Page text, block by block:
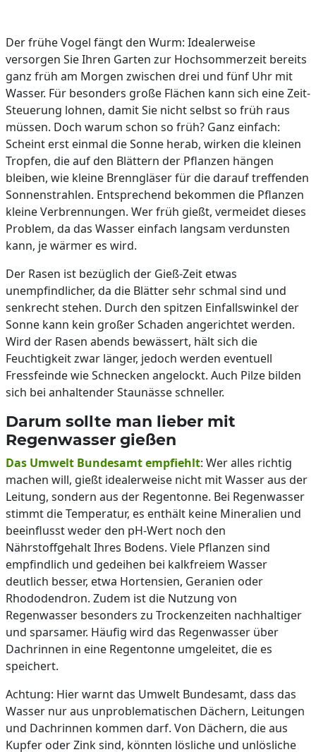
Der frühe Vogel fängt den Wurm: Idealerweise
versorgen Sie Ihren Garten zur Hochsommerzeit bereits
ganz früh am Morgen zwischen drei und fünf Uhr mit
Wasser. Für besonders große Flächen kann sich eine Zeit-
Steuerung lohnen, damit Sie nicht selbst so früh raus
müssen. Doch warum schon so früh? Ganz einfach:
Scheint erst einmal die Sonne herab, wirken die kleinen
Tropfen, die auf den Blättern der Pflanzen hängen
bleiben, wie kleine Brenngläser für die darauf treffenden
Sonnenstrahlen. Entsprechend bekommen die Pflanzen
kleine Verbrennungen. Wer früh gießt, vermeidet dieses
Problem, da das Wasser einfach langsam verdunsten
kann, je wärmer es wird.
Der Rasen ist bezüglich der Gieß-Zeit etwas
unempfindlicher, da die Blätter sehr schmal sind und
senkrecht stehen. Durch den spitzen Einfallswinkel der
Sonne kann kein großer Schaden angerichtet werden.
Wird der Rasen abends bewässert, hält sich die
Feuchtigkeit zwar länger, jedoch werden eventuell
Fressfeinde wie Schnecken angelockt. Auch Pilze bilden
sich bei anhaltender Staunässe schneller.
Darum sollte man lieber mit
Regenwasser gießen
Das Umwelt Bundesamt empfiehlt: Wer alles richtig
machen will, gießt idealerweise nicht mit Wasser aus der
Leitung, sondern aus der Regentonne. Bei Regenwasser
stimmt die Temperatur, es enthält keine Mineralien und
beeinflusst weder den pH-Wert noch den
Nährstoffgehalt Ihres Bodens. Viele Pflanzen sind
empfindlich und gedeihen bei kalkfreiem Wasser
deutlich besser, etwa Hortensien, Geranien oder
Rhododendron. Zudem ist die Nutzung von
Regenwasser besonders zu Trockenzeiten nachhaltiger
und sparsamer. Häufig wird das Regenwasser über
Dachrinnen in eine Regentonne umgeleitet, die es
speichert.
Achtung: Hier warnt das Umwelt Bundesamt, dass das
Wasser nur aus unproblematischen Dächern, Leitungen
und Dachrinnen kommen darf. Von Dächern, die aus
Kupfer oder Zink sind, könnten lösliche und unlösliche